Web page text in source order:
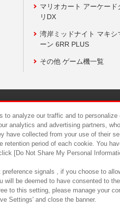
マリオカート アーケード
リDX
湾岸ミッドナイト マキシ
ーン 6RR PLUS
その他 ゲーム機一覧
食品のご提供について カスタ
analyze our traffic and to personalize
analytics and advertising partners,
have collected from your use of their
period of each cookie. You
[Do Not Share My Personal
signals , if you choose to
will be deemed to have consented to
to this setting, please manage your
Settings' and close the banner.